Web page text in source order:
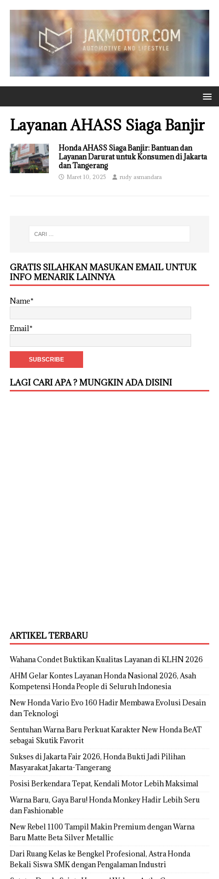
Layanan AHASS Siaga Banjir
Honda AHASS Siaga Banjir: Bantuan dan
Layanan Darurat untuk Konsumen di Jakarta
dan Tangerang
Maret 10, 2025 rudy asmandara
GRATIS SILAHKAN MASUKAN EMAIL UNTUK
INFO MENARIK LAINNYA
Name*
Email*
LAGI CARI APA ? MUNGKIN ADA DISINI
ARTIKEL TERBARU
Wahana Condet Buktikan Kualitas Layanan di KLHN 2026
AHM Gelar Kontes Layanan Honda Nasional 2026, Asah
Kompetensi Honda People di Seluruh Indonesia
New Honda Vario Evo 160 Hadir Membawa Evolusi Desain
dan Teknologi
Sentuhan Warna Baru Perkuat Karakter New Honda BeAT
sebagai Skutik Favorit
Sukses di Jakarta Fair 2026, Honda Bukti Jadi Pilihan
Masyarakat Jakarta-Tangerang
Posisi Berkendara Tepat, Kendali Motor Lebih Maksimal
Warna Baru, Gaya Baru! Honda Monkey Hadir Lebih Seru
dan Fashionable
New Rebel 1100 Tampil Makin Premium dengan Warna
Baru Matte Beta Silver Metallic
Dari Ruang Kelas ke Bengkel Profesional, Astra Honda
Bekali Siswa SMK dengan Pengalaman Industri